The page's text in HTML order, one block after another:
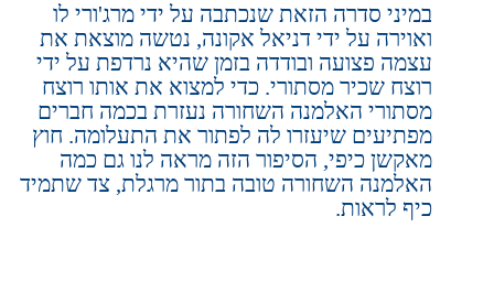
במיני סדרה הזאת שנכתבה על ידי מרג'ורי לו
ואוירה על ידי דניאל אקונה, נטשה מוצאת את
עצמה פצועה ובודדה בזמן שהיא נרדפת על ידי
רוצח שכיר מסתורי. כדי למצוא את אותו רוצח
מסתורי האלמנה השחורה נעזרת בכמה חברים
מפתיעים שיעזרו לה לפתור את התעלומה. חוץ
מאקשן כיפי, הסיפור הזה מראה לנו גם כמה
האלמנה השחורה טובה בתור מרגלת, צד שתמיד
כיף לראות.